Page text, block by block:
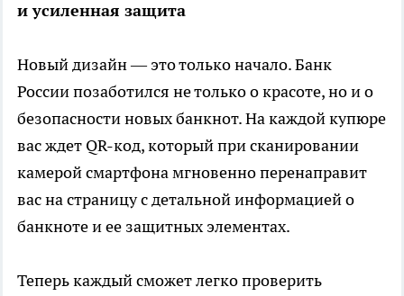
и усиленная защита
Новый дизайн — это только начало. Банк
России позаботился не только о красоте, но и о
безопасности новых банкнот. На каждой купюре
вас ждет QR-код, который при сканировании
камерой смартфона мгновенно перенаправит
вас на страницу с детальной информацией о
банкноте и ее защитных элементах.
Теперь каждый сможет легко проверить